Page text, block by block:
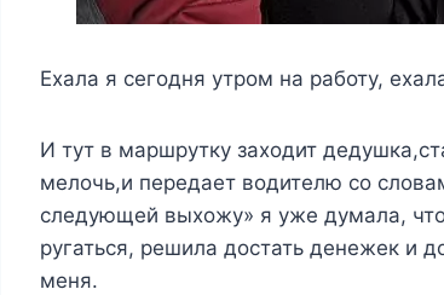
Ехала я сегодня утром на работу,
И тут в маршрутку заходит
мелочь,и передает водителю со
следующей выхожу» я уже думала,
ругаться, решила достать денежек и
меня.